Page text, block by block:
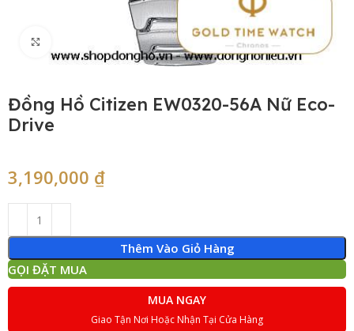
Đồng Hồ Citizen EW0320-56A Nữ Eco-
Drive
3,190,000 ₫
Thêm Vào Giỏ Hàng
GỌI ĐẶT MUA
MUA NGAY
Giao Tận Nơi Hoặc Nhận Tại Cửa Hàng